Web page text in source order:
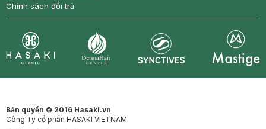
Chính sách đổi trả
Bản quyền © 2016 Hasaki.vn
Công Ty cổ phần HASAKI VIETNAM